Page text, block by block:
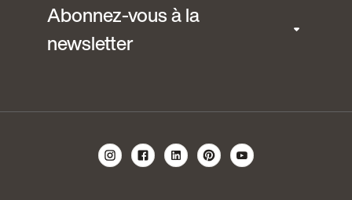
Abonnez-vous à la
newsletter